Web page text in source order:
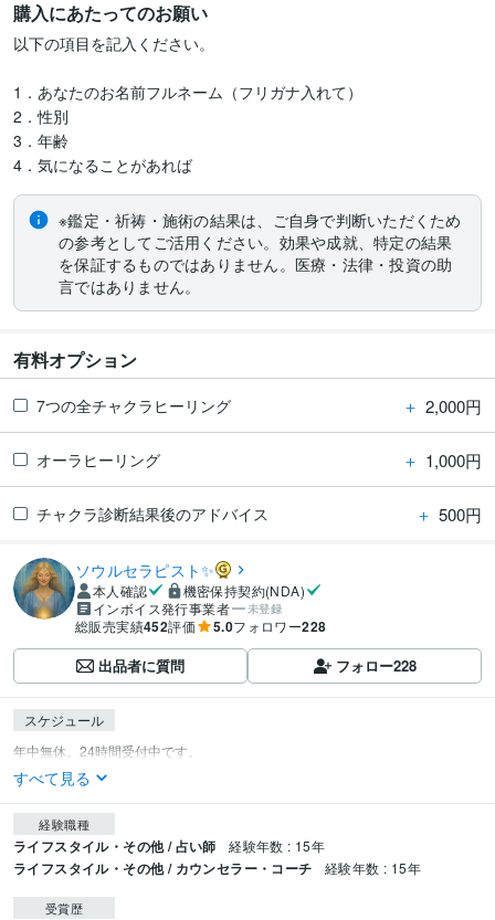
購入にあたってのお願い
以下の項目を記入ください。
1．あなたのお名前フルネーム（フリガナ入れて）
2．性別
3．年齢
※鑑定・祈祷・施術の結果は、ご自身で判断いただくため
の参考としてご活用ください。効果や成就、特定の結果
を保証するものではありません。医療・法律・投資の助
言ではありません。
有料オプション
7つの全チャクラヒーリング ＋ 2,000円
オーラヒーリング ＋ 1,000円
チャクラ診断結果後のアドバイス ＋ 500円
ソウルセラピスト✨
本人確認
機密保持契約(NDA)
インボイス発行事業者
未登録
総販売実績452評価 5.0フォロワー228
出品者に質問 フォロー228
スケジュール
すべて見る
経験職種
ライフスタイル・その他 / 占い師 経験年数 : 15年
ライフスタイル・その他 / カウンセラー・コーチ 経験年数 : 15年
受賞歴